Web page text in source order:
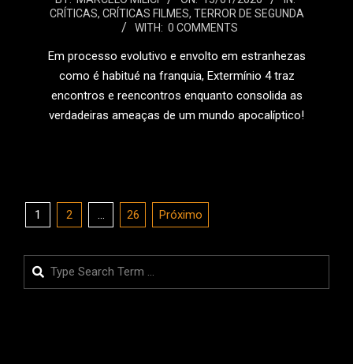
01-
CRÍTICAS, CRÍTICAS FILMES, TERROR DE SEGUNDA
WITH: 0 COMMENTS
Em processo evolutivo e envolto em estranhezas
como é habitué na franquia, Extermínio 4 traz
encontros e reencontros enquanto consolida as
verdadeiras ameaças de um mundo apocalíptico!
Paginação
posts
1 2 26 Próximo
Search